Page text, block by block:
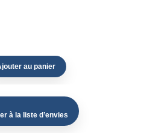
au panier
à la liste d’envies